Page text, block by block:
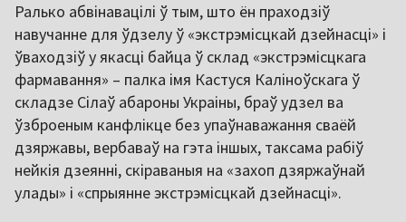
Ралько абвінавацілі ў тым, што ён праходзіў
навучанне для ўдзелу ў «экстрэмісцкай дзейнасці» і
ўваходзіў у якасці байца ў склад «экстрэмісцкага
фармавання» – палка імя Кастуся Каліноўскага ў
складзе Сілаў абароны Украіны, браў удзел ва
ўзброеным канфлікце без упаўнаважання сваёй
дзяржавы, вербаваў на гэта іншых, таксама рабіў
нейкія дзеянні, скіраваныя на «захоп дзяржаўнай
улады» і «спрыянне экстрэмісцкай дзейнасці».